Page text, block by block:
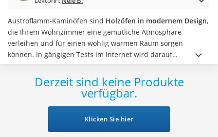
Tiefbrunnenpumpe
Fliesenschneider
Hochdruckreiniger
Doppelschleifer
Überwachungskamera
Benzinrasenmäher mit Elektrostart
Löschdecke
Winterharte Palmen
Austroflamm-Kaminöfen sind Holzöfen in modernem Design,
die Ihrem Wohnzimmer eine gemütliche Atmosphäre
verleihen und für einen wohlig warmen Raum sorgen
können. In gängigen Tests im Internet wird darauf
hingewiesen, dass derWirkungsgrad derKaminöfenfür eine
bestmögliche Effizienz bei mindestens 75 %
liegen sollte.
Wählen Sie jetzt einenAustroflamm-Kaminofen mit großer
aus unserer Vergleichstabelle, um die Flammen
besonders gut sehen zu können.
Derzeit sind keine Produkte
verfügbar.
Klicken Sie hier